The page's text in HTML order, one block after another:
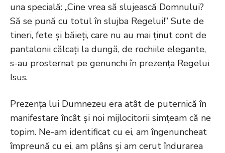
una specială: „Cine vrea să slujească Domnului?
Să se pună cu totul în slujba Regelui!” Sute de
tineri, fete și băieți, care nu au mai ținut cont de
pantalonii călcați la dungă, de rochiile elegante,
s-au prosternat pe genunchi în prezența Regelui
Isus.
Prezența lui Dumnezeu era atât de puternică în
manifestare încât și noi mijlocitorii simțeam că ne
topim. Ne-am identificat cu ei, am îngenuncheat
împreună cu ei, am plâns și am cerut îndurarea